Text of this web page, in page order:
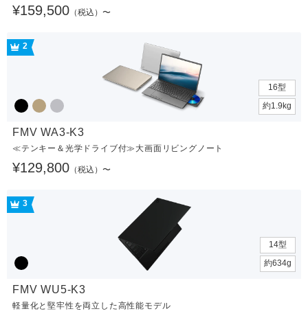
¥159,500 （税込）〜
2
16型
約1.9kg
FMV WA3-K3
≪テンキー＆光学ドライブ付≫大画面リビングノート
¥129,800 （税込）〜
3
14型
約634g
FMV WU5-K3
軽量化と堅牢性を両立した高性能モデル